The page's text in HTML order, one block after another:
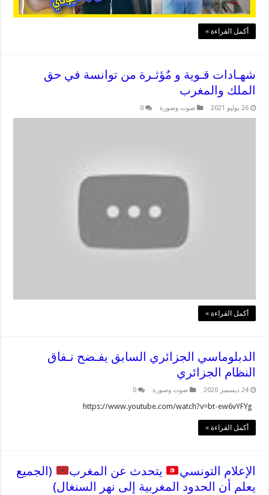
أكمل القراءة »
شهـادات قـوية و مٌؤثـرة من توانسة في حق
الملك والمغرب
26 يوليو 2021 صوت وصورة 0
أكمل القراءة »
الدبلوماسي الجزائري السابق يفـضح نـفاق
النظام الجزائري
24 ديسمبر 2020 صوت وصورة 0
أكمل القراءة »
الإعلام التونسي يتحدث عن المغرب
(الجميع
يعلم أن الحدود المغربية إلى نهر السنغال)